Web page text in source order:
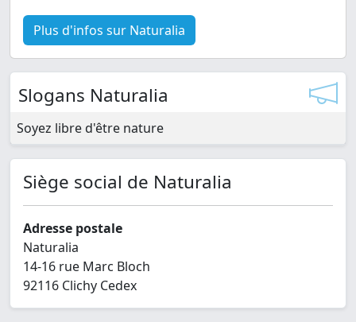
Plus d'infos sur Naturalia
Slogans Naturalia
Soyez libre d'être nature
Siège social de Naturalia
Adresse postale
Naturalia
14-16 rue Marc Bloch
92116 Clichy Cedex